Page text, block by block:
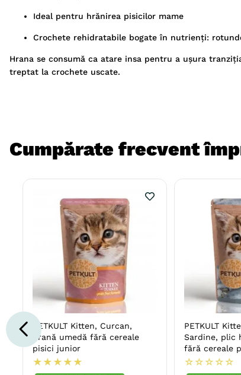
Ideal pentru hrănirea pisicilor mame
Crochete rehidratabile bogate în nutrienți:
Hrana se consumă ca atare insa pentru a uşura
treptat la crochete uscate.
Cumpărate frecvent
PETKULT Kitten, Curcan,
hrană umedă fără cereale
pisici junior
★ ★ ★ ★ ★
PETKULT
Sardine, plic
fără cereale
☆ ☆ ☆ ☆ ☆